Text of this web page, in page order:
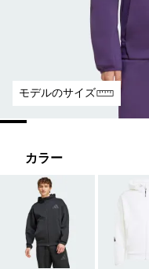
モデルのサイズ
カラー